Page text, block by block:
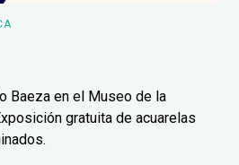
Baeza en el Museo de la
gratuita de acuarelas